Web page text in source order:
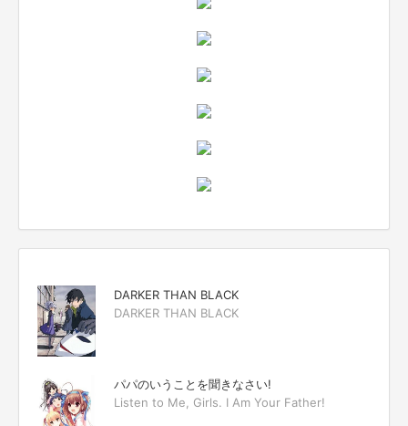
DARKER THAN BLACK
DARKER THAN BLACK
パパのいうことを聞きなさい!
Listen to Me, Girls. I Am Your Father!